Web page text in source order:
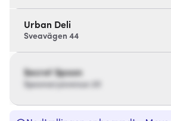
Urban Deli
Sveavägen 44
Secret Spoon
Spoonaryavenue 20